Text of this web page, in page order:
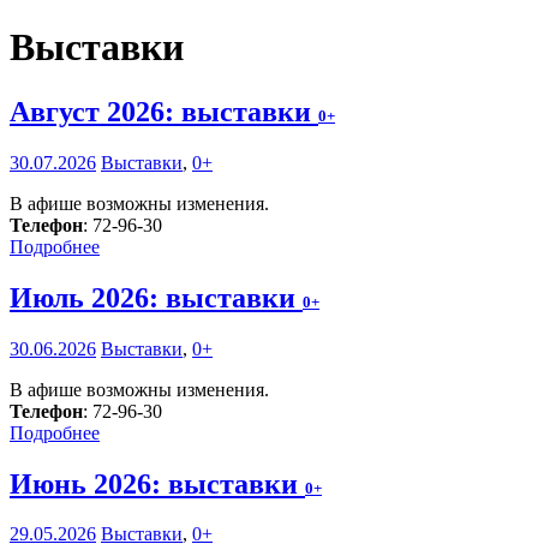
Выставки
Август 2026: выставки 0+
30.07.2026 Выставки, 0+
В афише возможны изменения.
Телефон: 72-96-30
Подробнее
Июль 2026: выставки 0+
30.06.2026 Выставки, 0+
В афише возможны изменения.
Телефон: 72-96-30
Подробнее
Июнь 2026: выставки 0+
29.05.2026 Выставки, 0+